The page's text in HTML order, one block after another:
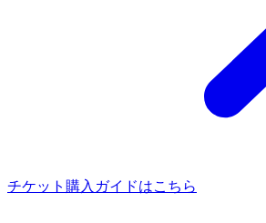
チケット購入ガイドはこちら